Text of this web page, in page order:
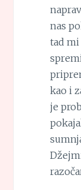
nas
tad mi
kao i
je